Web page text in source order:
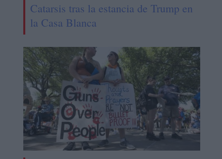
Catarsis tras la estancia de Trump en
la Casa Blanca